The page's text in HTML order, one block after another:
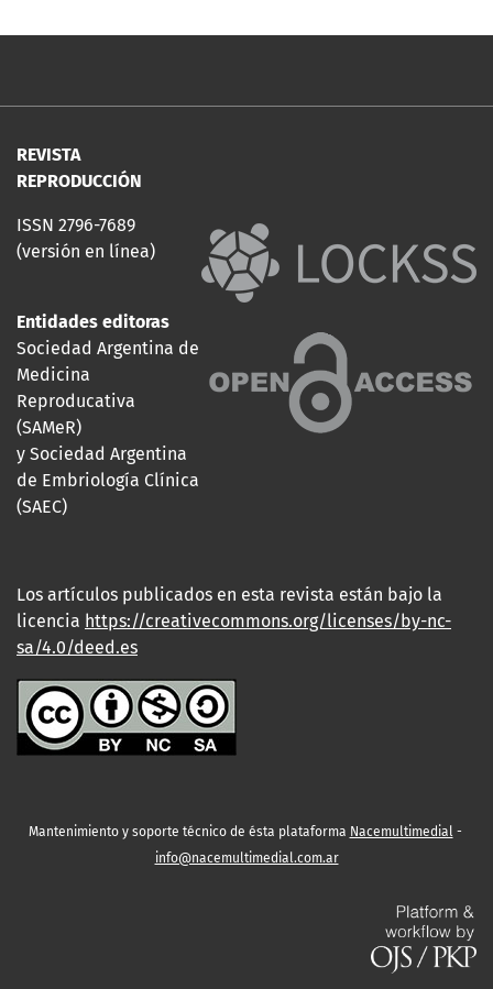
REVISTA
REPRODUCCIÓN
ISSN 2796-7689
(versión en línea)
Entidades editoras
Sociedad Argentina de
Medicina
Reproducativa
(SAMeR)
y Sociedad Argentina
de Embriología Clínica
(SAEC)
Los artículos publicados en esta revista están bajo la
licencia https://creativecommons.org/licenses/by-nc-
sa/4.0/deed.es
Mantenimiento y soporte técnico de ésta plataforma Nacemultimedial-
info@nacemultimedial.com.ar